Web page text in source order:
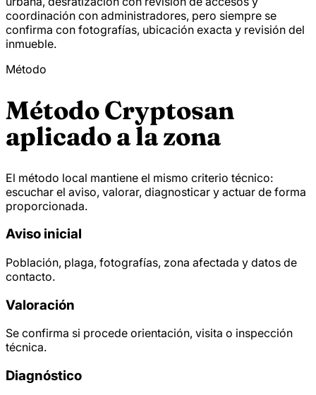
coordinación con administradores, pero siempre se
confirma con fotografías, ubicación exacta y revisión del
inmueble.
Método
Método Cryptosan
aplicado a la zona
El método local mantiene el mismo criterio técnico:
escuchar el aviso, valorar, diagnosticar y actuar de forma
proporcionada.
Aviso inicial
Población, plaga, fotografías, zona afectada y datos de
contacto.
Valoración
Se confirma si procede orientación, visita o inspección
técnica.
Diagnóstico